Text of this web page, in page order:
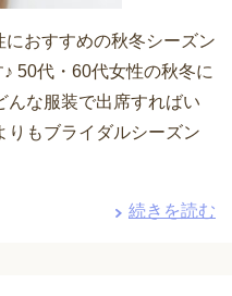
おすすめの秋冬シーズン
50代・60代女性の秋冬に
んな服装で出席すればい
りもブライダルシーズン
続きを読む